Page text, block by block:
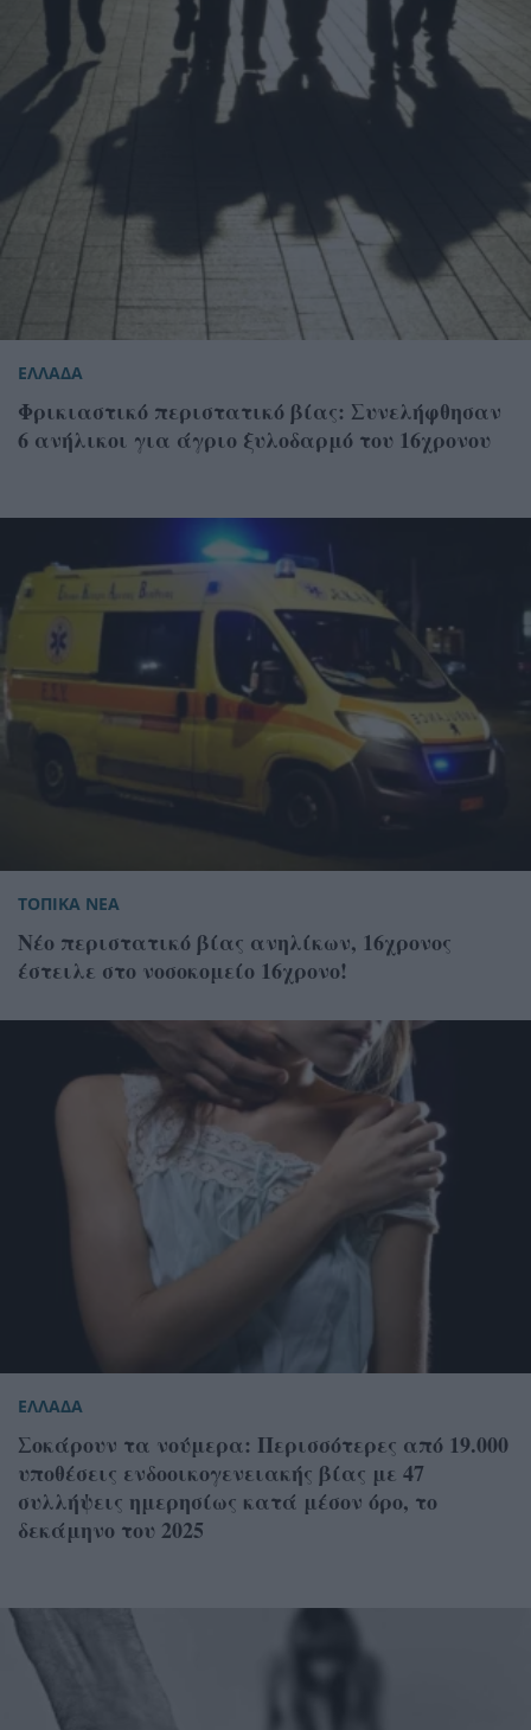
ΕΛΛΑΔΑ
Φρικιαστικό περιστατικό βίας: Συνελήφθησαν
6 ανήλικοι για άγριο ξυλοδαρμό του 16χρονου
ΤΟΠΙΚΑ ΝΕΑ
Νέο περιστατικό βίας ανηλίκων, 16χρονος
έστειλε στο νοσοκομείο 16χρονο!
ΕΛΛΑΔΑ
Σοκάρουν τα νούμερα: Περισσότερες από 19.000
υποθέσεις ενδοοικογενειακής βίας με 47
συλλήψεις ημερησίως κατά μέσον όρο, το
δεκάμηνο του 2025